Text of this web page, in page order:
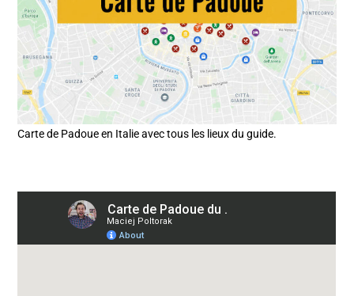
Carte de Padoue en Italie avec tous les lieux du guide.